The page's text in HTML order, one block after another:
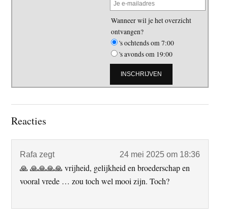
Wanneer wil je het overzicht
ontvangen?
's ochtends om 7:00
's avonds om 19:00
Lees
Reacties
Rafa zegt 24 mei 2025 om 18:36
🙏 🙏🙏🙏🙏 vrijheid, gelijkheid en broederschap en
vooral vrede … zou toch wel mooi zijn. Toch?